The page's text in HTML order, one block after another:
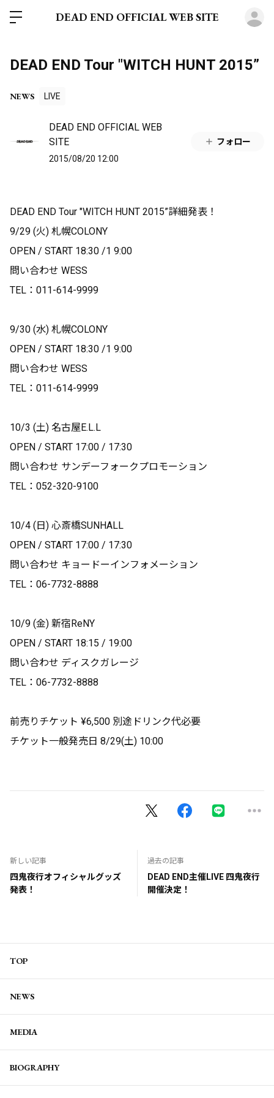
DEAD END OFFICIAL WEB SITE
DEAD END Tour "WITCH HUNT 2015”
NEWS LIVE
DEAD END OFFICIAL WEB
SITE
2015/08/20 12:00
フォロー
DEAD END Tour "WITCH HUNT 2015”詳細発表！
9/29 (火) 札幌COLONY
OPEN / START 18:30 /1 9:00
問い合わせ WESS
TEL：011-614-9999
9/30 (水) 札幌COLONY
OPEN / START 18:30 /1 9:00
問い合わせ WESS
TEL：011-614-9999
10/3 (土) 名古屋E.L.L
OPEN / START 17:00 / 17:30
問い合わせ サンデーフォークプロモーション
TEL：052-320-9100
10/4 (日) 心斎橋SUNHALL
OPEN / START 17:00 / 17:30
問い合わせ キョードーインフォメーション
TEL：06-7732-8888
10/9 (金) 新宿ReNY
OPEN / START 18:15 / 19:00
問い合わせ ディスクガレージ
TEL：06-7732-8888
前売りチケット ¥6,500 別途ドリンク代必要
チケット一般発売日 8/29(土) 10:00
新しい記事
四鬼夜行オフィシャルグッズ
発表！
過去の記事
DEAD END主催LIVE 四鬼夜行
開催決定！
TOP
NEWS
MEDIA
BIOGRAPHY